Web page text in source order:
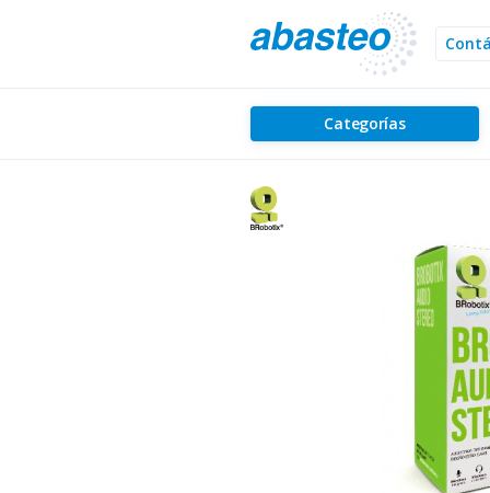
Categorías